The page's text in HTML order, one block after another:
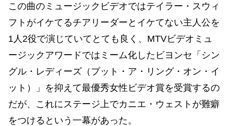
この曲のミュージックビデオではテイラー・スウィ
フトがイケてるチアリーダーとイケてない主人公を
1人2役で演じていてとても良く、MTVビデオミュ
ージックアワードではミーム化したビヨンセ「シン
グル・レディーズ（プット・ア・リング・オン・イ
ット）」を抑えて最優秀女性ビデオ賞を受賞するの
だが、これにステージ上でカニエ・ウェストが難癖
をつけるという一幕があった。